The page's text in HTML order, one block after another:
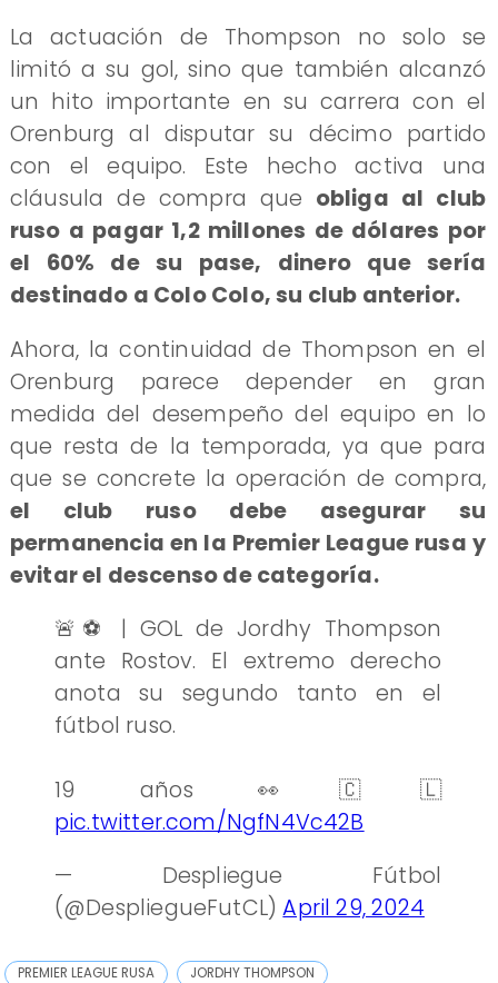
La actuación de Thompson no solo se
limitó a su gol, sino que también alcanzó
un hito importante en su carrera con el
Orenburg al disputar su décimo partido
con el equipo. Este hecho activa una
cláusula de compra que obliga al club
ruso a pagar 1,2 millones de dólares por
el 60% de su pase, dinero que sería
destinado a Colo Colo, su club anterior.
Ahora, la continuidad de Thompson en el
Orenburg parece depender en gran
medida del desempeño del equipo en lo
que resta de la temporada, ya que para
que se concrete la operación de compra,
el club ruso debe asegurar su
permanencia en la Premier League rusa y
evitar el descenso de categoría.
🚨⚽ | GOL de Jordhy Thompson
ante Rostov. El extremo derecho
anota su segundo tanto en el
fútbol ruso.
19 años 👀🇨🇱
pic.twitter.com/NgfN4Vc42B
— Despliegue Fútbol
(@DespliegueFutCL)April 29, 2024
PREMIER LEAGUE RUSA JORDHY THOMPSON